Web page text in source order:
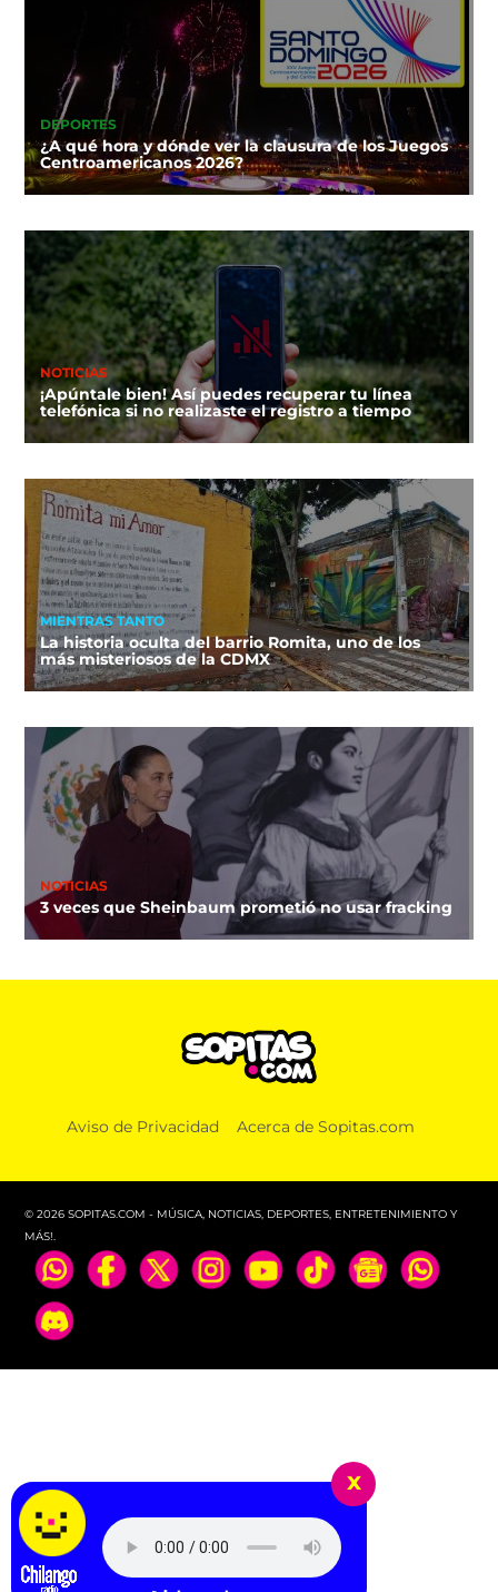
DEPORTES
¿A qué hora y dónde ver la clausura de los Juegos
Centroamericanos 2026?
NOTICIAS
¡Apúntale bien! Así puedes recuperar tu línea
telefónica si no realizaste el registro a tiempo
MIENTRAS TANTO
La historia oculta del barrio Romita, uno de los
más misteriosos de la CDMX
NOTICIAS
3 veces que Sheinbaum prometió no usar fracking
Aviso de Privacidad Acerca de Sopitas.com
© 2026 SOPITAS.COM - MÚSICA, NOTICIAS, DEPORTES, ENTRETENIMIENTO Y
MÁS!.
x